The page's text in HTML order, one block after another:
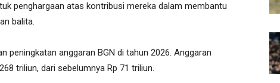
penghargaan atas kontribusi mereka dalam membantu
balita.
peningkatan anggaran BGN di tahun 2026. Anggaran
triliun, dari sebelumnya Rp 71 triliun.